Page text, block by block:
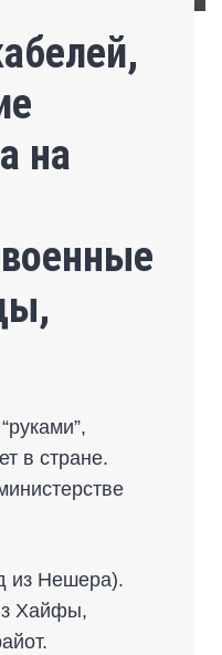
на
в стране.
из Нешера).
Хайфы,